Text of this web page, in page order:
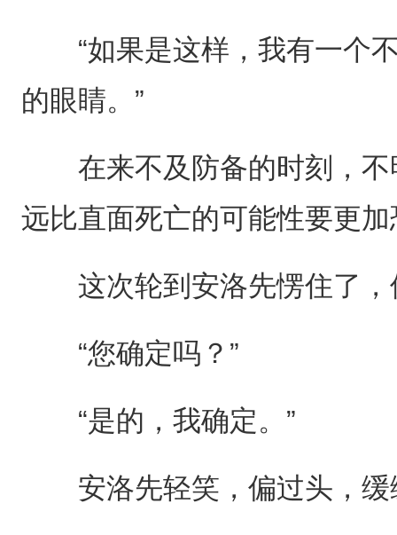
“如果是这样，我有一个不
的眼睛。”
在来不及防备的时刻，不
远比直面死亡的可能性要更
这次轮到安洛先愣住了，
“您确定吗？”
“是的，我确定。”
安洛先轻笑，偏过头，缓